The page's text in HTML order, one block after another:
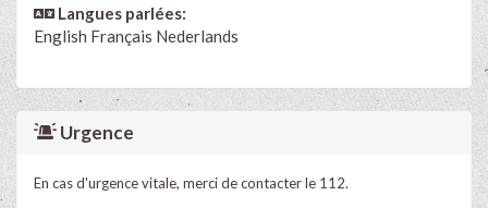
Langues parlées:
English Français Nederlands
Urgence
En cas d'urgence vitale, merci de contacter le 112.